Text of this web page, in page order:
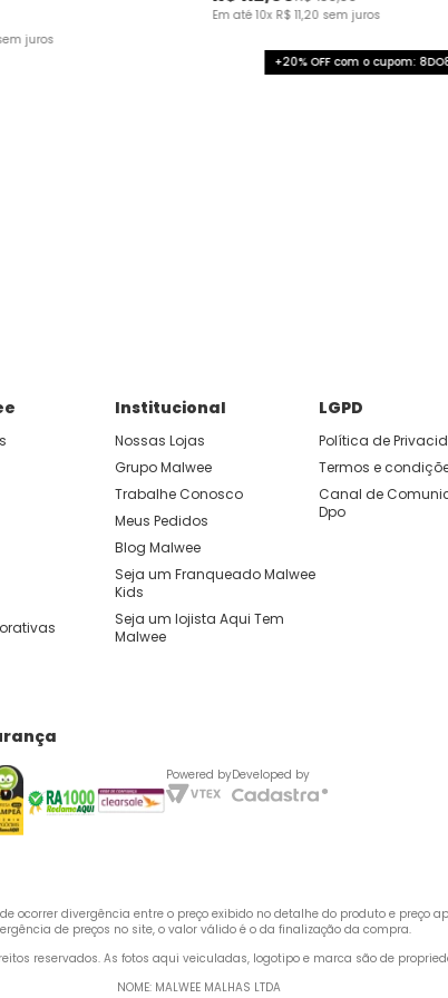
juros
Em até10x R$ 11,20 sem juros
+20% OFF com o cupom:
Institucional
Nossas Lojas
Grupo Malwee
Trabalhe Conosco
Meus Pedidos
Blog Malwee
Seja um Franqueado Malwee
Kids
Seja um lojista Aqui Tem
Malwee
LGPD
Política de
Termos e
Canal de
Dpo
Powered byDeveloped by
ocorrer divergência entre o preço exibido no detalhe do produto e
de preços no site, o valor válido é o da finalização da compra.
reservados. As fotos aqui veiculadas, logotipo e marca são de
NOME: MALWEE MALHAS LTDA